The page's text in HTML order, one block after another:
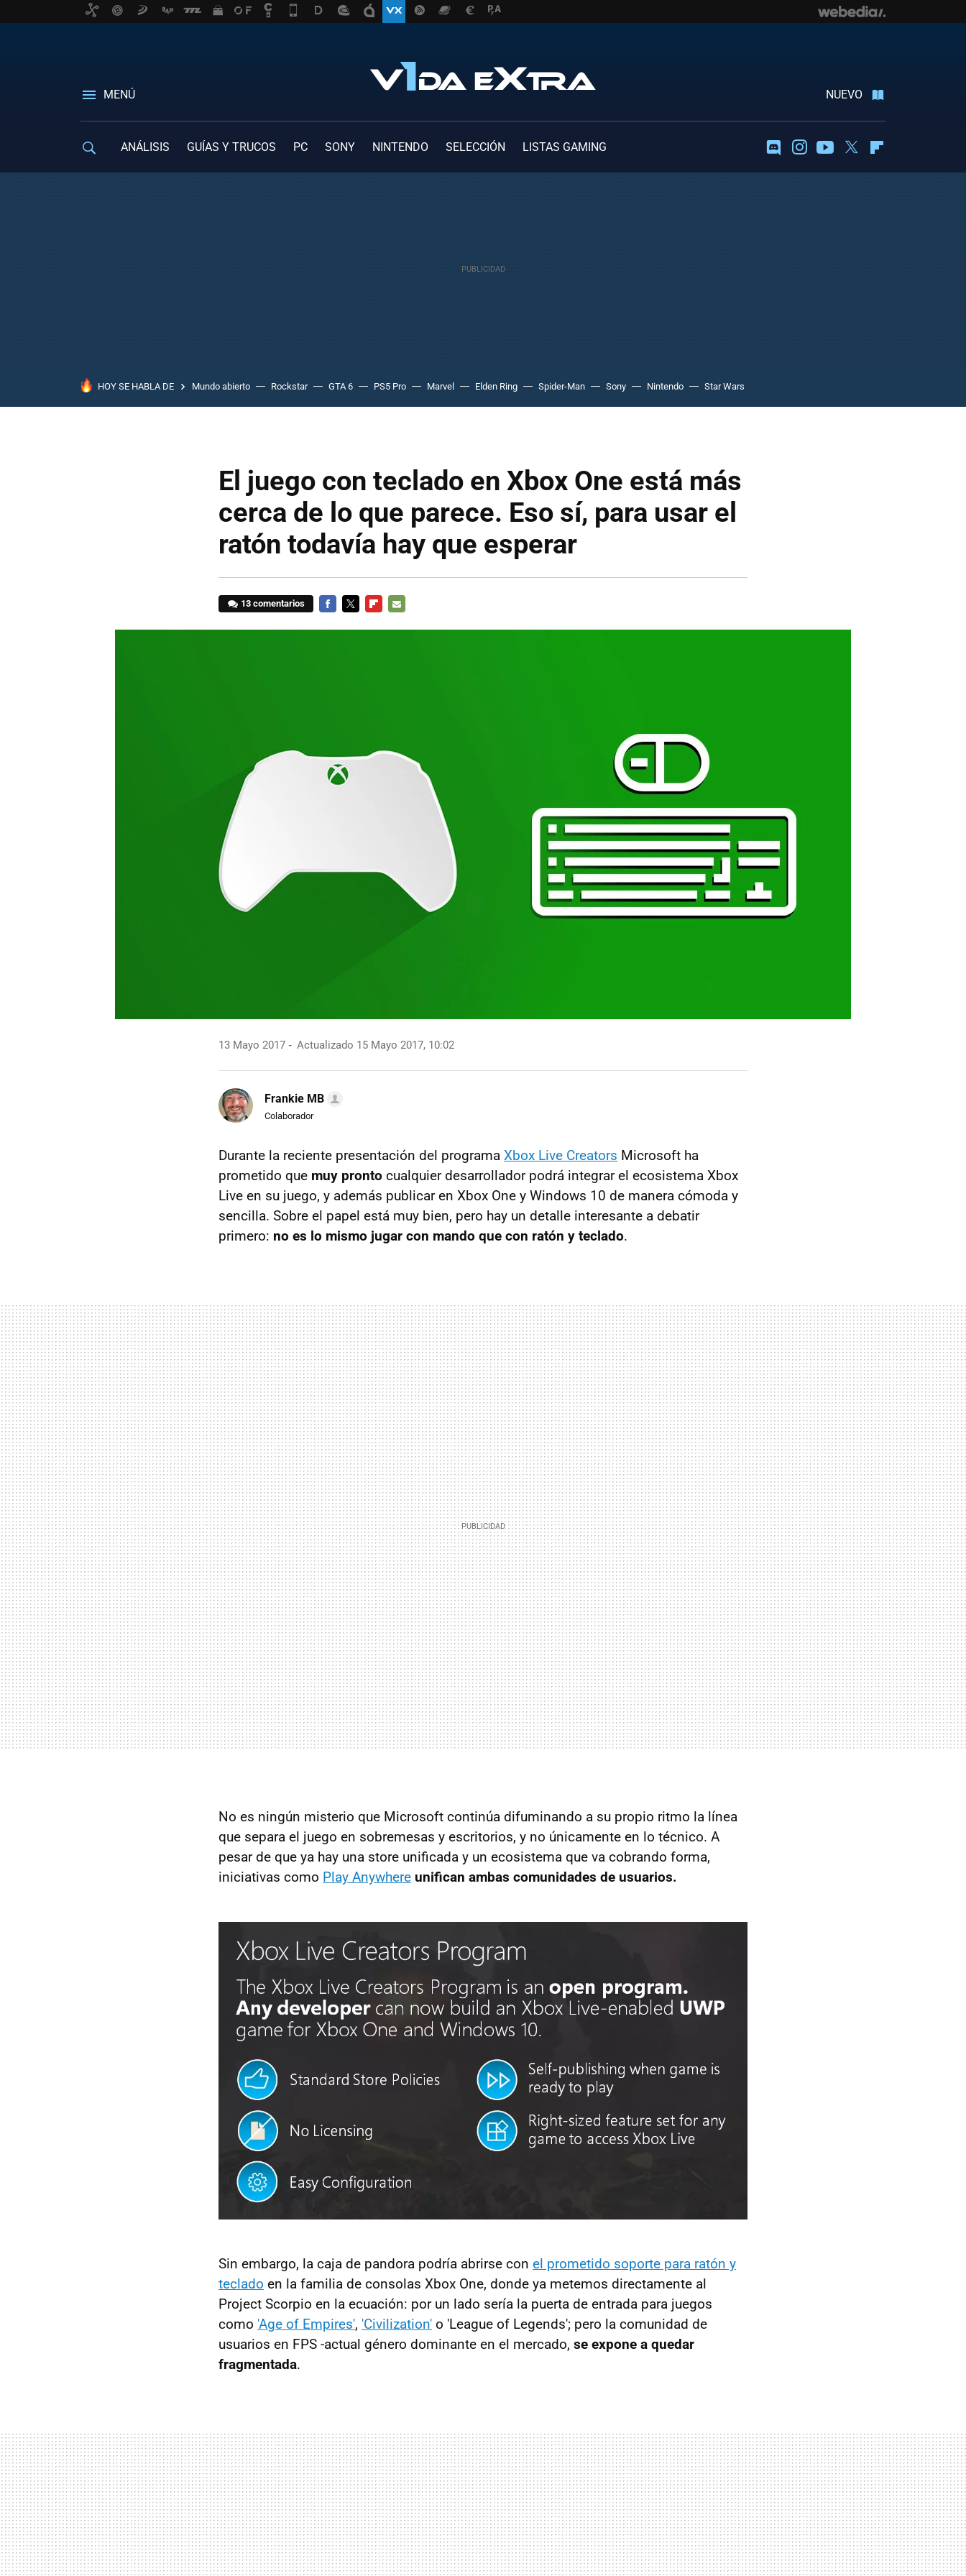
MENÚ NUEVO
ANÁLISIS GUÍAS Y TRUCOS PC SONY NINTENDO SELECCIÓN LISTAS GAMING DiscordInstagramYoutubeTwitter
HOY SE HABLA DE Mundo abierto Rockstar GTA 6 PS5 Pro Marvel Elden Ring Spider-Man Sony Nintendo Star Wars
El juego con teclado en Xbox One está más
cerca de lo que parece. Eso sí, para usar el
ratón todavía hay que esperar
13 comentarios
13 Mayo 2017 Actualizado 15 Mayo 2017, 10:02
Frankie MB
Colaborador
Durante la reciente presentación del programa Xbox Live Creators Microsoft ha
prometido que muy pronto cualquier desarrollador podrá integrar el ecosistema Xbox
Live en su juego, y además publicar en Xbox One y Windows 10 de manera cómoda y
sencilla. Sobre el papel está muy bien, pero hay un detalle interesante a debatir
primero: no es lo mismo jugar con mando que con ratón y teclado.
No es ningún misterio que Microsoft continúa difuminando a su propio ritmo la línea
que separa el juego en sobremesas y escritorios, y no únicamente en lo técnico. A
pesar de que ya hay una store unificada y un ecosistema que va cobrando forma,
iniciativas como Play Anywhere unifican ambas comunidades de usuarios.
Sin embargo, la caja de pandora podría abrirse con el prometido soporte para ratón y
teclado en la familia de consolas Xbox One, donde ya metemos directamente al
Project Scorpio en la ecuación: por un lado sería la puerta de entrada para juegos
como 'Age of Empires', 'Civilization' o 'League of Legends'; pero la comunidad de
usuarios en FPS -actual género dominante en el mercado, se expone a quedar
fragmentada.